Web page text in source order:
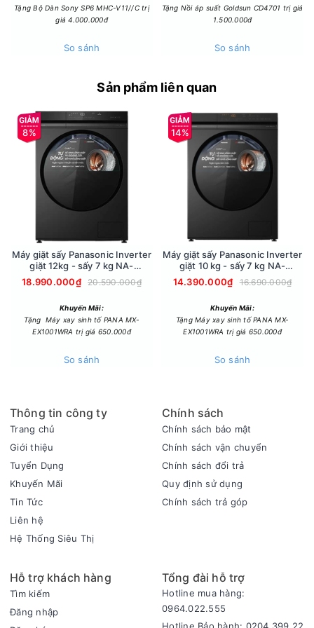
mạt bụi, bảo vệ quần áo khỏi tác nhân gây dị ứng, giữ quần
- Sấy khô tối ưu từ lần đầu tiên: Quần áo được sấy khô ngay
tự động tối ưu hóa thời gian sấy.
Động cơ - Công nghệ tiết kiệm điện
- Động cơ: Máy sấy LG sử dụng động cơ truyền động gián
- Máy được trang bị công nghệ Inverter giúp máy hoạt động
êm ái, tiết kiệm điện.
- Công nghệ Eco Hybrid: Máy sấy có lựa chọn tiết kiệm thời
Tổng quan thiết kế
- Kiểu dáng: máy sấy được thiết kế lồng ngang - cửa trước
tiện lợi, sang trọng, kết hợp cùng màu đen sang trọng dễ
trang trí với nội thất trong nhà.
Tặng Bộ Dàn Sony SP6 MHC-V11//C trị
giá 4.000.000đ
So sánh
Tặng Nồi áp suất Goldsun CD4701 trị giá
1.500.000đ
So sánh
Sản phẩm liên quan
8%
Máy giặt sấy Panasonic Inverter
giặt 12kg - sấy 7 kg NA-
S24DW1BVT
18.990.000₫ 20.590.000₫
Khuyến Mãi:
Tặng Máy xay sinh tố PANA MX-
EX1001WRA trị giá 650.000đ
So sánh
14%
Máy giặt sấy Panasonic Inverter
giặt 10 kg - sấy 7 kg NA-
S20DG1BVT
14.390.000₫ 16.690.000₫
Khuyến Mãi:
Tặng Máy xay sinh tố PANA MX-
EX1001WRA trị giá 650.000đ
So sánh
Thông tin công ty
Trang chủ
Giới thiệu
Tuyển Dụng
Khuyến Mãi
Tin Tức
Liên hệ
Hệ Thống Siêu Thị
Chính sách
Chính sách bảo mật
Chính sách vận chuyển
Chính sách đổi trả
Quy định sử dụng
Chính sách trả góp
Hỗ trợ khách hàng
Tìm kiếm
Đăng nhập
Tổng đài hỗ trợ
Hotline mua hàng:
0964.022.555